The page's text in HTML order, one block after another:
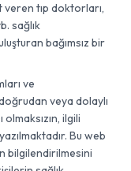
tıp doktorları,
sağlık
bağımsız bir
ve
veya dolaylı
ilgili
Bu web
bilgilendirilmesini